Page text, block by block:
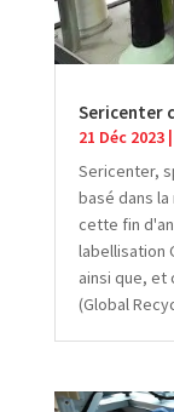
Sericenter
21 Déc 2023|
Sericenter,
basé dans
cette fin
labellisation
ainsi que, et
(Global